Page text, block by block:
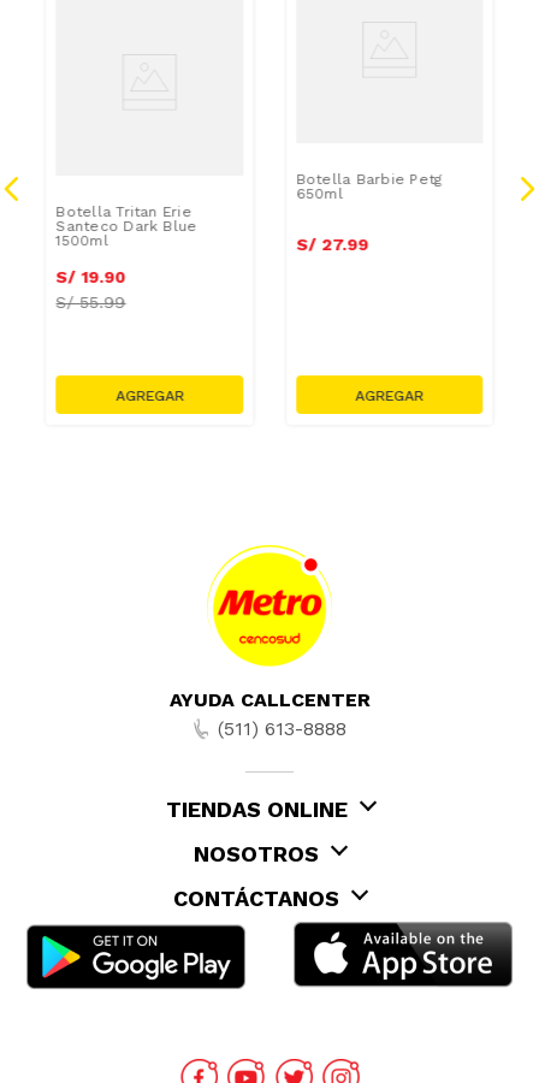
Botella Tritan Erie
Santeco Dark Blue
1500ml
S/ 19.90
S/55.99
Botella Barbie Petg
650ml
S/ 27.99
AYUDA CALLCENTER
(511) 613-8888
TIENDAS ONLINE
NOSOTROS
CONTÁCTANOS